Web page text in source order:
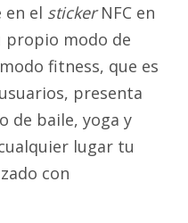
el stickerNFC en
propio modo de
fitness, que es
presenta
de baile, yoga y
lugar tu
con